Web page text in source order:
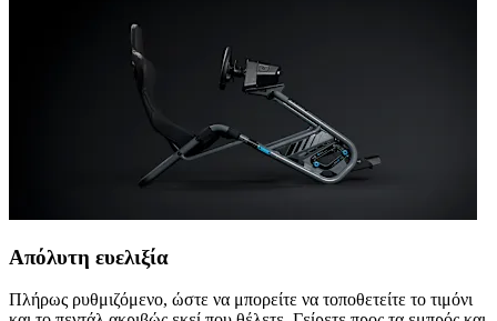
Απόλυτη ευελιξία
Πλήρως ρυθμιζόμενο, ώστε να μπορείτε να τοποθετείτε το τιμόνι